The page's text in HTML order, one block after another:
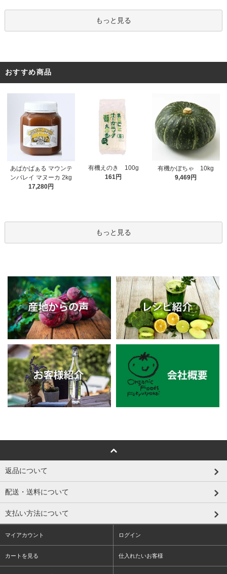
もっと見る
おすすめ商品
あぱかばぁる マウンテ
ンバレイ マヌーカ 2kg
17,280円
有機えのき 100g
161円
有機かぼちゃ 10kg
9,469円
もっと見る
返品について
配送・送料について
支払い方法について
マイアカウント ログイン
カートを見る 仕入れたいお客様